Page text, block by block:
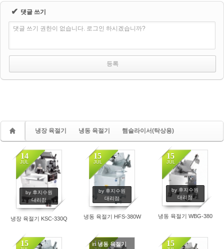
✔ 댓글 쓰기
댓글 쓰기 권한이 없습니다. 로그인 하시겠습니까?
냉장 육절기 냉동 육절기 햄슬라이서(탁상용)
14
JUL
by 후지수원
대리점
냉장 육절기 KSC-330Q
15
JUL
by 후지수원
대리점
냉동 육절기 HFS-380W
15
JUL
by 후지수원
대리점
냉동 육절기 WBG-380
15 15
in냉동 육절기 15